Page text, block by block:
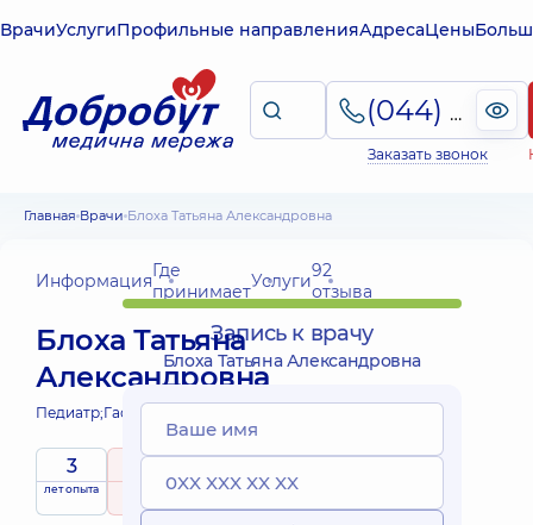
ВрачиУслугиПрофильные направленияАдресаЦены
(044) 495-2-888
Заказать звонок
Главная Врачи Блоха Татьяна Александровна
ИнформацияГде
принимаетУслуги92
отзыва
Блоха Татьяна
Александровна
Педиатр;Гастроэнтеролог детский;
3
лет опыта рейтингна основе
принимает
Запись к врачу
Блоха Татьяна Александровна